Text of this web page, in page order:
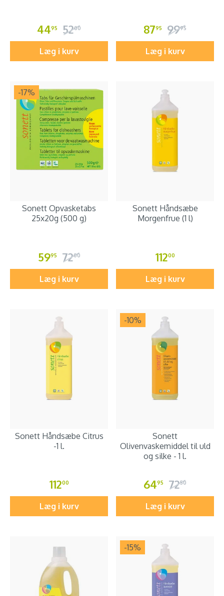
4495 5200
Læg i kurv
8795 9995
Læg i kurv
-17%
Sonett Opvasketabs
25x20g (500 g)
5995 7200
Læg i kurv
Sonett Håndsæbe
Morgenfrue (1 l)
11200
Læg i kurv
Sonett Håndsæbe Citrus
-1 l.
11200
Læg i kurv
-10%
Sonett
Olivenvaskemiddel til uld
og silke - 1 l.
6495 7250
Læg i kurv
-15%